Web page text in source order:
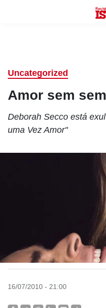
Uncategorized
Amor sem
Deborah Secco está
uma Vez Amor"
16/07/2010 - 21:00